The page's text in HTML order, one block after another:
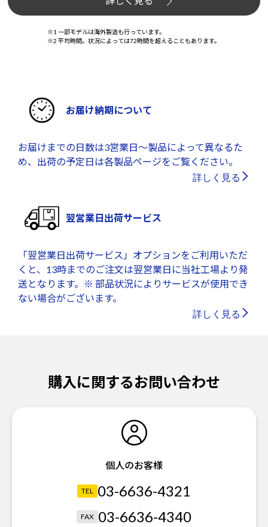
※1 一部モデルは海外製造も行っています。
※2 平均時間。状況によっては72時間を超えることもあります。
お届け納期について
お届けまでの日数は3営業日～製品によって異なるた
め、出荷の予定日は各製品ページをご覧ください。
詳しく見る
翌営業日出荷サービス
「翌営業日出荷サービス」オプションをご利用いただ
くと、13時までのご注文は翌営業日に当社工場より発
送となります。※ 部品状況によりサービスが使用でき
ない場合がございます。
詳しく見る
購入に関するお問い合わせ
個人のお客様
TEL 03-6636-4321
FAX 03-6636-4340